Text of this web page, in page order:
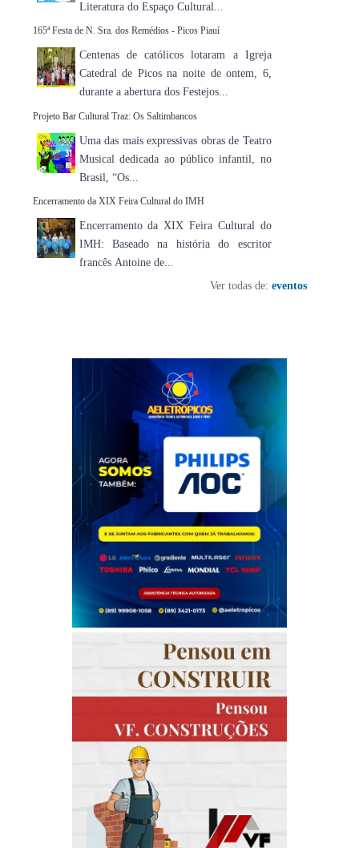
Literatura do Espaço Cultural...
165ª Festa de N. Sra. dos Remédios - Picos Piauí
Centenas de católicos lotaram a Igreja
Catedral de Picos na noite de ontem, 6,
durante a abertura dos Festejos...
Projeto Bar Cultural Traz: Os Saltimbancos
Uma das mais expressivas obras de Teatro
Musical dedicada ao público infantil, no
Brasil, “Os...
Encerramento da XIX Feira Cultural do IMH
Encerramento da XIX Feira Cultural do
IMH: Baseado na história do escritor
francês Antoine de...
Ver todas de: eventos